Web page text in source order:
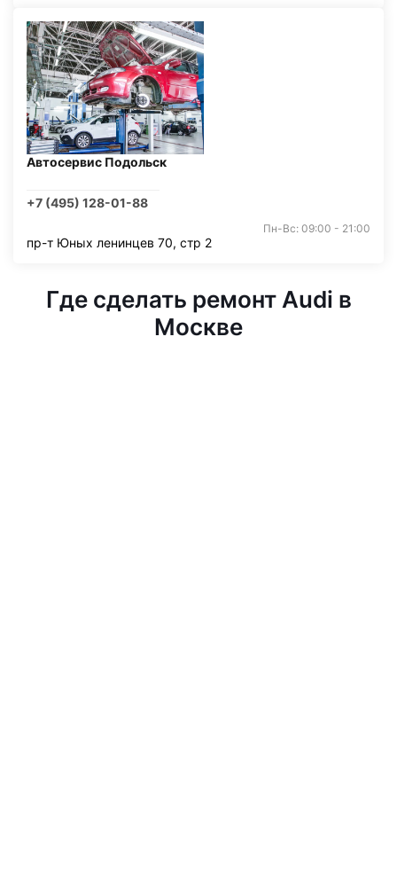
Автосервис Подольск
+7 (495) 128-01-88
Пн-Вс: 09:00 - 21:00
пр-т Юных ленинцев 70, стр 2
Где сделать ремонт Audi в
Москве